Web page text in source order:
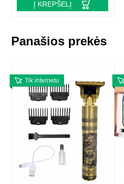
Į KREPŠELĮ
Panašios prekės
Tik internetu